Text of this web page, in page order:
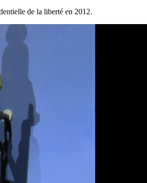
de la liberté en 2012.